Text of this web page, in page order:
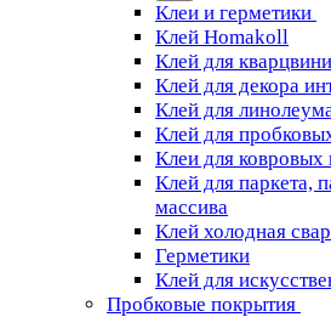
Клеи и герметики
Клей Homakoll
Клей для
Клей для декора
Клей для
Клей для
Клеи для
Клей для паркета,
массива
Клей холодная
Герметики
Клей для
Пробковые покрытия